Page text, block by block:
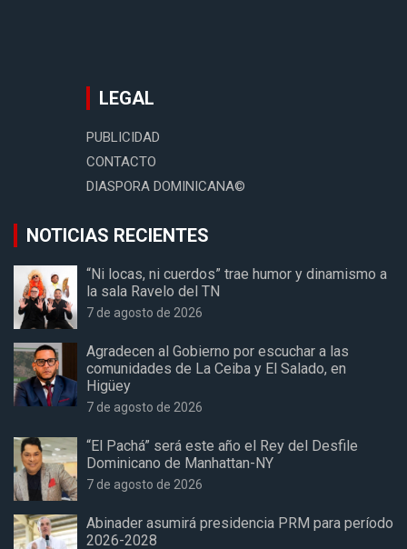
LEGAL
PUBLICIDAD
CONTACTO
DIASPORA DOMINICANA©
NOTICIAS RECIENTES
“Ni locas, ni cuerdos” trae humor y dinamismo a
la sala Ravelo del TN
7 de agosto de 2026
Agradecen al Gobierno por escuchar a las
comunidades de La Ceiba y El Salado, en
Higüey
7 de agosto de 2026
“El Pachá” será este año el Rey del Desfile
Dominicano de Manhattan-NY
7 de agosto de 2026
Abinader asumirá presidencia PRM para período
2026-2028